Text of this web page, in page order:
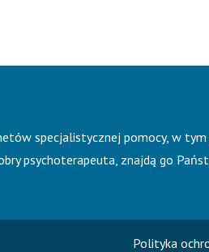
specjalistycznej pomocy, w tym
psychoterapeuta, znajdą go
Polityka